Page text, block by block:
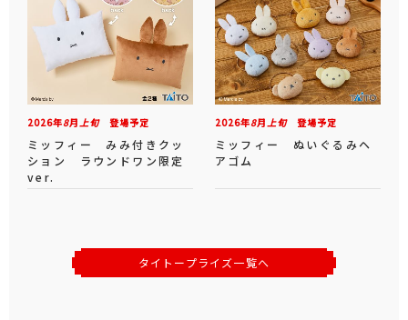
2026年8月 上旬登場予定
ミッフィー みみ付きクッ
ション ラウンドワン限定
ver.
2026年8月 上旬登場予定
ミッフィー ぬいぐるみヘ
アゴム
タイトープライズ一覧へ